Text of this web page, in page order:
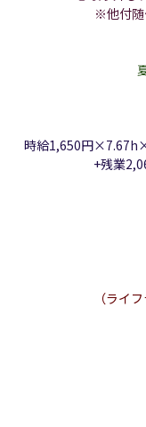
※他付随
時給1,650円
+残業
（ライフ